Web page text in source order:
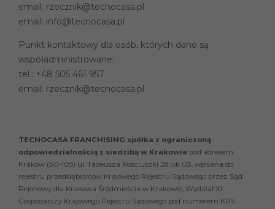
email: rzecznik@tecnocasa.pl
email: info@tecnocasa.pl
Punkt kontaktowy dla osób, których dane są
współadministrowane:
tel.: +48 505 461 957
email: rzecznik@tecnocasa.pl
TECNOCASA FRANCHISING spółka z ograniczoną
odpowiedzialnością z siedzibą w Krakowie pod adresem:
Kraków (30-105) ul. Tadeusza Kościuszki 28 lok U3, wpisana do
rejestru przedsiębiorców Krajowego Rejestru Sądowego przez Sąd
Rejonowy dla Krakowa Śródmieścia w Krakowie, Wydział XI
Gospodarczy Krajowego Rejestru Sądowego pod numerem KRS